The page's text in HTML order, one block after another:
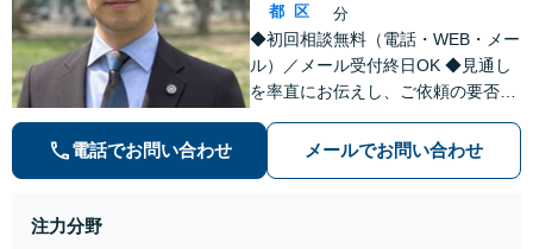
都 区
分
◆初回相談無料（電話・WEB・メー
ル）／メール受付終日OK ◆見通し
を率直にお伝えし、ご依頼の要否も
解決まで弁護士本人が一貫してスピ
ーディーに対応いたします。 ◆累計
電話でお問い合わせ メールでお問い合わせ
注力分野